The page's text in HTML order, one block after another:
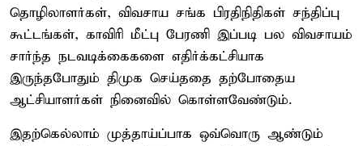
தொழிலாளர்கள், விவசாய சங்க பிரதிநிதிகள் சந்திப்பு
கூட்டங்கள், காவிரி மீட்பு பேரணி இப்படி பல விவசாயம்
சார்ந்த நடவடிக்கைகளை எதிர்க்கட்சியாக
இருந்தபோதும் திமுக செய்ததை தற்போதைய
ஆட்சியாளர்கள் நினைவில் கொள்ளவேண்டும்.
இதற்கெல்லாம் முத்தாய்ப்பாக ஒவ்வொரு ஆண்டும்